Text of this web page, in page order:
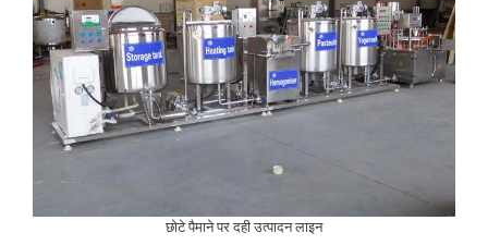
छोटे पैमाने पर दही उत्पादन लाइन